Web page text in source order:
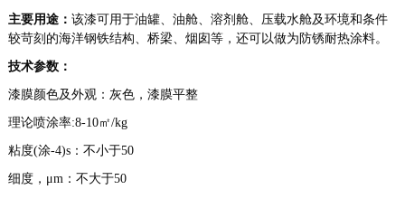
主要用途： 该漆可用于油罐、油舱、溶剂舱、压载水舱及环境和条件
较苛刻的海洋钢铁结构、桥梁、烟囱等，还可以做为防锈耐热涂料。
技术参数：
漆膜颜色及外观：灰色，漆膜平整
理论喷涂率:8-10㎡/kg
粘度(涂-4)s：不小于50
细度，μm：不大于50